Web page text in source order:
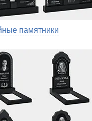
памятники